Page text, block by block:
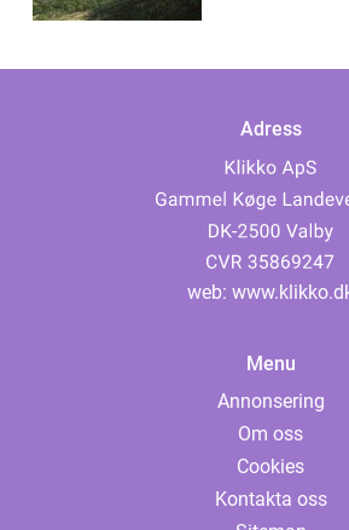
Adress
web:
Menu
Annonsering
Om oss
Cookies
Kontakta oss